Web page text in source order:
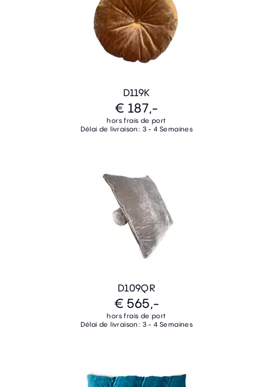
D119K
€ 187,-
hors frais de port
Délai de livraison: 3 - 4 Semaines
D109QR
€ 565,-
hors frais de port
Délai de livraison: 3 - 4 Semaines